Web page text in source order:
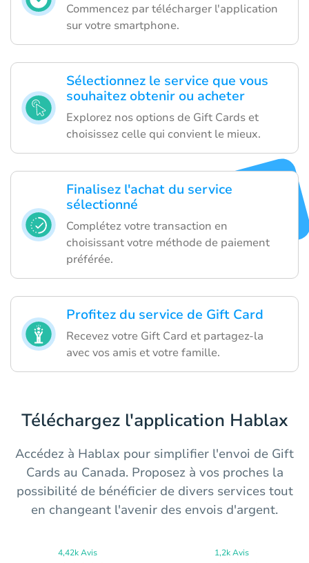
Commencez par télécharger l'application
sur votre smartphone.
Sélectionnez le service que vous
souhaitez obtenir ou acheter
Explorez nos options de Gift Cards et
choisissez celle qui convient le mieux.
Finalisez l'achat du service
sélectionné
Complétez votre transaction en
choisissant votre méthode de paiement
préférée.
Profitez du service de Gift Card
Recevez votre Gift Card et partagez-la
avec vos amis et votre famille.
Téléchargez l'application Hablax
Accédez à Hablax pour simplifier l'envoi de Gift
Cards au Canada. Proposez à vos proches la
possibilité de bénéficier de divers services tout
en changeant l'avenir des envois d'argent.
4,42k Avis 1,2k Avis